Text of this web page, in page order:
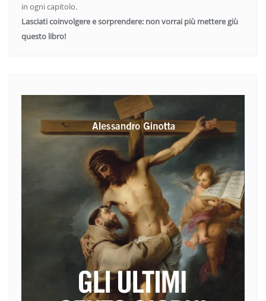
in ogni capitolo.
Lasciati coinvolgere e sorprendere: non vorrai più mettere giù
questo libro!